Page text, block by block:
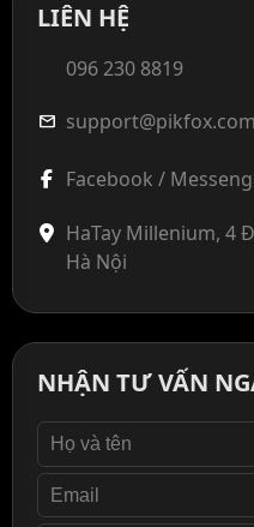
LIÊN HỆ
096 230 8819
mail support@pikfox.com
Facebook /
HaTay Millenium, 4
Hà Nội
NHẬN TƯ VẤN